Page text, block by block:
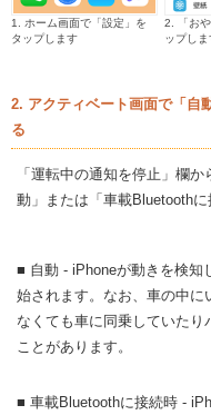
1. ホーム画面で「設定」を
タップします
2. 「お
ップしま
2. アクティベート画面で「自
る
「運転中の通知を停止」欄
動」または「車載Bluetoothに
■ 自動 - iPhoneが動きを検知
始されます。なお、車の中
なくても車に同乗していた
ことがあります。
■ 車載Bluetoothに接続時 -